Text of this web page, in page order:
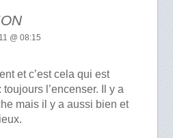
@ 08:15
et c’est cela qui est
toujours l’encenser. Il y a
mais il y a aussi bien et